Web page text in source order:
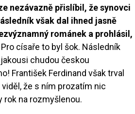
nezávazně přislíbil, že synovci
však dal ihned jasně
románek a prohlásil,
Pro císaře to byl šok. Následník
chudou českou
František Ferdinand však trval
že s ním prozatím nic
rok na rozmyšlenou.